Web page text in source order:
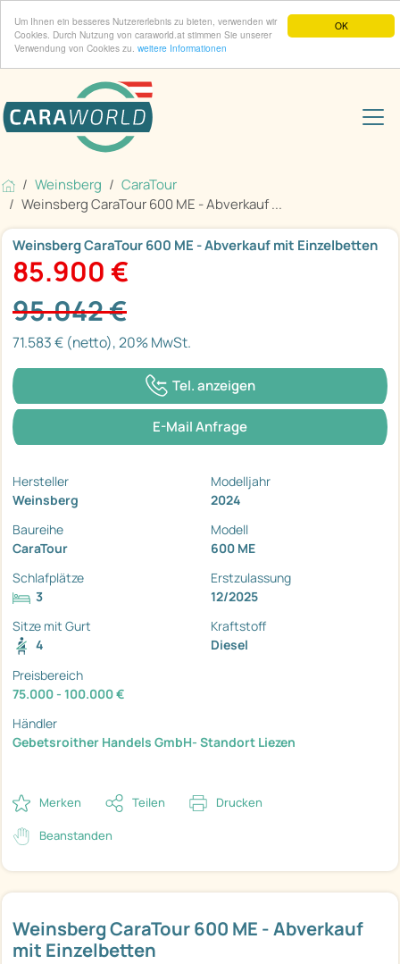
OK
Um Ihnen ein besseres Nutzererlebnis zu bieten, verwenden wir
Cookies. Durch Nutzung von caraworld.at stimmen Sie unserer
Verwendung von Cookies zu. weitere Informationen
Weinsberg
CaraTour
Weinsberg CaraTour 600 ME - Abverkauf ...
Weinsberg CaraTour 600 ME - Abverkauf
mit Einzelbetten
Weinsberg CaraTour 600 ME - Abverkauf mit Einzelbetten
85.900 €
95.042 €
71.583 € (netto), 20% MwSt.
Tel. anzeigen
E-Mail Anfrage
Hersteller
Weinsberg
Modelljahr
2024
Baureihe
CaraTour
Modell
600 ME
Schlafplätze
3
Erstzulassung
12/2025
Sitze mit Gurt
4
Kraftstoff
Diesel
Preisbereich
75.000 - 100.000 €
Händler
Gebetsroither Handels GmbH- Standort Liezen
Merken Teilen Drucken
Beanstanden